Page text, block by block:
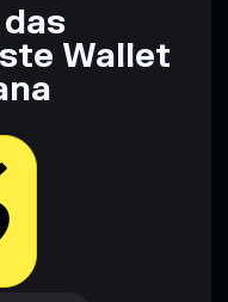
Wallet